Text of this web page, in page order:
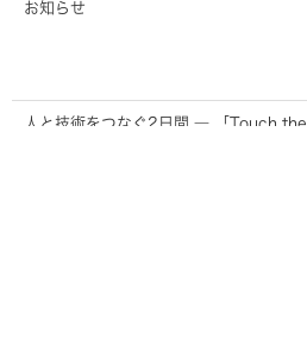
お知らせ
人と技術をつなぐ2日間 ― 「Touch the